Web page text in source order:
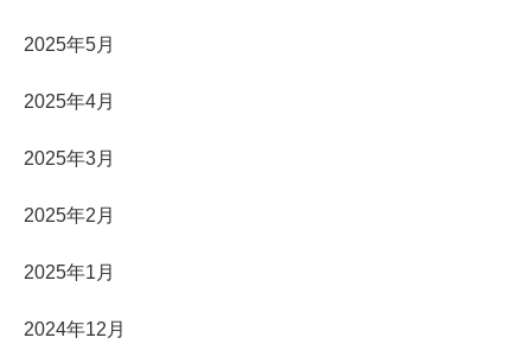
2025年5月
2025年4月
2025年3月
2025年2月
2025年1月
2024年12月